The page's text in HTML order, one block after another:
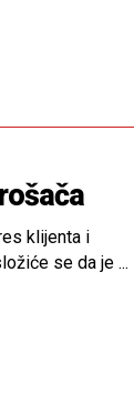
klijenta i
se da je ...